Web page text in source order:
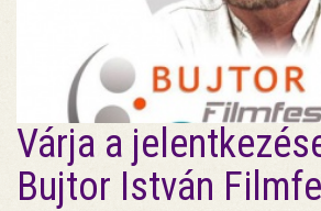
Várja a
Bujtor István